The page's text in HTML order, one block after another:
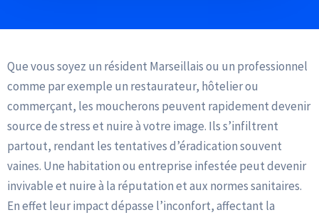
Que vous soyez un résident Marseillais ou un professionnel
comme par exemple un restaurateur, hôtelier ou
commerçant, les moucherons peuvent rapidement devenir
source de stress et nuire à votre image. Ils s’infiltrent
partout, rendant les tentatives d’éradication souvent
vaines. Une habitation ou entreprise infestée peut devenir
invivable et nuire à la réputation et aux normes sanitaires.
En effet leur impact dépasse l’inconfort, affectant la